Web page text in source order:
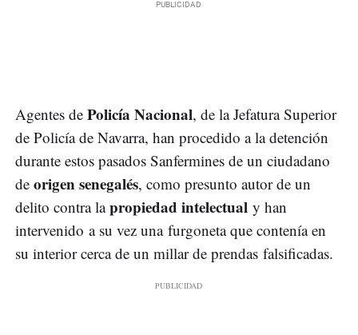
Agentes de Policía Nacional, de la Jefatura Superior
de Policía de Navarra, han procedido a la detención
durante estos pasados Sanfermines de un ciudadano
de origen senegalés, como presunto autor de un
delito contra lapropiedad intelectual y han
intervenido a su vez una furgoneta que contenía en
su interior cerca de un millar de prendas falsificadas.